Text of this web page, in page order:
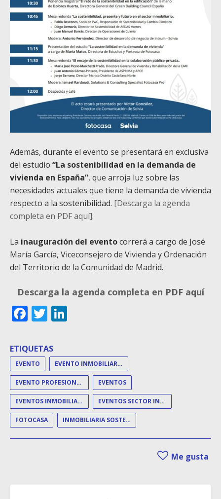
Además, durante el evento se presentará en exclusiva
del estudio “La sostenibilidad en la demanda de
vivienda en España”, que arroja luz sobre las
necesidades actuales que tiene la demanda de vivienda
respecto a la sostenibilidad. [Descarga la agenda
completa en PDF aquí].
La inauguración del eventocorrerá a cargo de José
María García, Viceconsejero de Vivienda y Ordenación
del Territorio de la Comunidad de Madrid.
Descarga la agenda completa en PDF aquí
Facebook
Twitter
ETIQUETAS
EVENTO EVENTO INMOBILIARIO
EVENTO PROFESIONAL EVENTOS
EVENTOS INMOBILIARIOS EVENTOS SECTOR INMOBILIARIO
FOTOCASA INMOBILIARIA SOSTENIBLE
Me gusta